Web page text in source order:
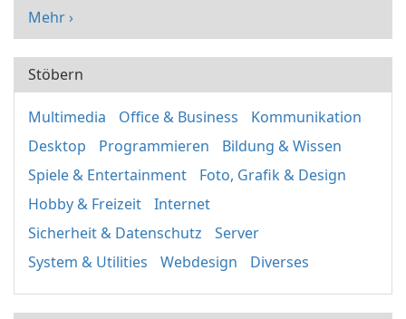
Mehr ›
Stöbern
Multimedia Office & Business
Kommunikation
Desktop
Programmieren
Bildung & Wissen
Spiele & Entertainment
Foto, Grafik & Design
Hobby & Freizeit
Internet
Sicherheit & Datenschutz
Server
System & Utilities
Webdesign Diverses